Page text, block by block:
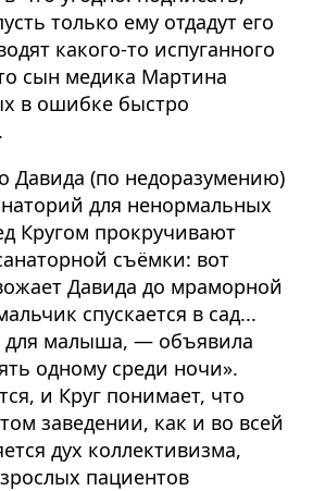
только ему отдадут его
какого-то испуганного
сын медика Мартина
в ошибке быстро
Давида (по недоразумению)
для ненормальных
Кругом прокручивают
съёмки: вот
Давида до мраморной
спускается в сад...
для малыша, — объявила
одному среди ночи».
и Круг понимает, что
заведении, как и во всей
дух коллективизма,
пациентов